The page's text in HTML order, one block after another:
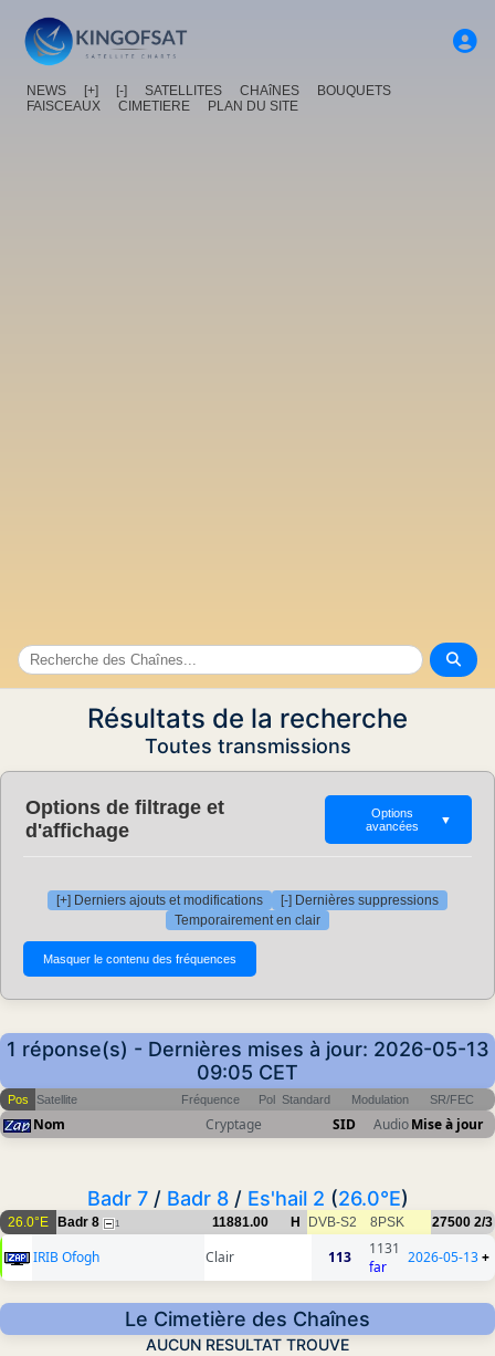
NEWS [+] [-] SATELLITES CHAîNES
BOUQUETS
FAISCEAUX
CIMETIERE PLAN DU SITE
Résultats de la recherche
Toutes transmissions
Options de filtrage et
d'affichage
Options
avancées
▼
[+] Derniers ajouts et modifications
[-] Dernières suppressions
Temporairement en clair
1 réponse(s) - Dernières mises à jour: 2026-05-13
09:05 CET
Pos Satellite Fréquence Pol Standard Modulation SR/FEC
Nom Cryptage SID AudioMise à jour
Badr 7/ Badr 8/ Es'hail 2 (26.0°E)
26.0°E Badr 8 1 11881.00 H DVB-S2 8PSK 27500 2/3
IRIB Ofogh Clair 113
1131
far
2026-05-13+
Le Cimetière des Chaînes
AUCUN RESULTAT TROUVE